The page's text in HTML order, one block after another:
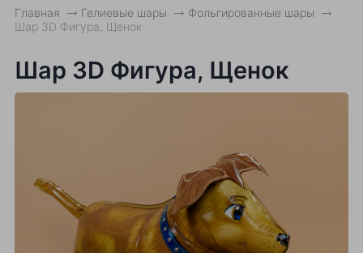
Главная Гелиевые шары
Фольгированные шары
Шар 3D Фигура, Щенок
Шар 3D Фигура, Щенок